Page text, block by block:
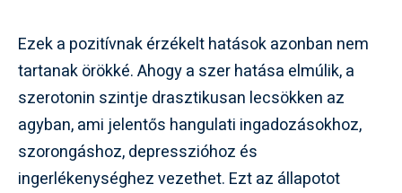
Ezek a pozitívnak érzékelt hatások azonban nem
tartanak örökké. Ahogy a szer hatása elmúlik, a
szerotonin szintje drasztikusan lecsökken az
agyban, ami jelentős hangulati ingadozásokhoz,
szorongáshoz, depresszióhoz és
ingerlékenységhez vezethet. Ezt az állapotot